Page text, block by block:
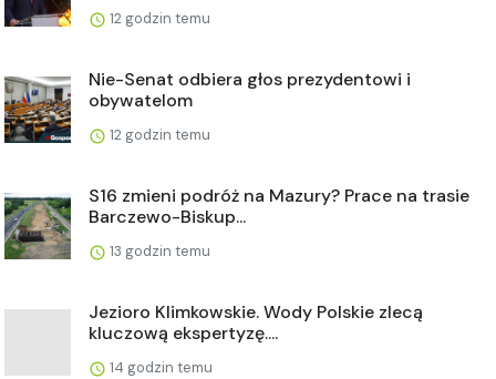
12 godzin temu
Nie-Senat odbiera głos prezydentowi i
obywatelom
12 godzin temu
S16 zmieni podróż na Mazury? Prace na trasie
Barczewo-Biskup...
13 godzin temu
Jezioro Klimkowskie. Wody Polskie zlecą
kluczową ekspertyzę....
14 godzin temu